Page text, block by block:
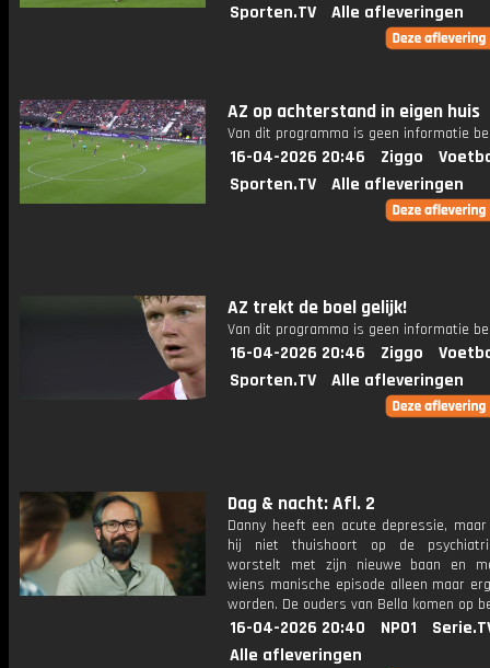
Sporten.TV
Alle afleveringen
AZ op achterstand in eigen huis
Van dit programma is geen informatie
16-04-2026 20:46 Ziggo
Sporten.TV
Alle afleveringen
AZ trekt de boel gelijk!
Van dit programma is geen informatie
16-04-2026 20:46 Ziggo
Sporten.TV
Alle afleveringen
Dag & nacht: Afl. 2
Danny heeft een acute depressie,
hij niet thuishoort op de
worstelt met zijn nieuwe baan en
wiens manische episode alleen maar
worden. De ouders van Bella komen op
16-04-2026 20:40 NPO1
Alle afleveringen